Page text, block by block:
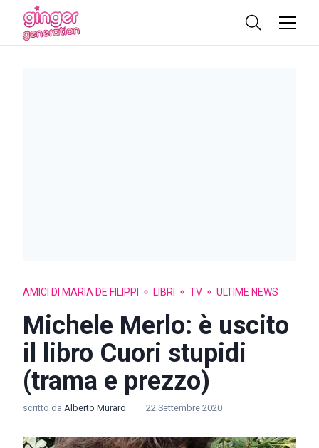
AMICI DI MARIA DE FILIPPI LIBRI TV ULTIME NEWS
Michele Merlo: è uscito
il libro Cuori stupidi
(trama e prezzo)
scritto da Alberto Muraro 22 Settembre 2020